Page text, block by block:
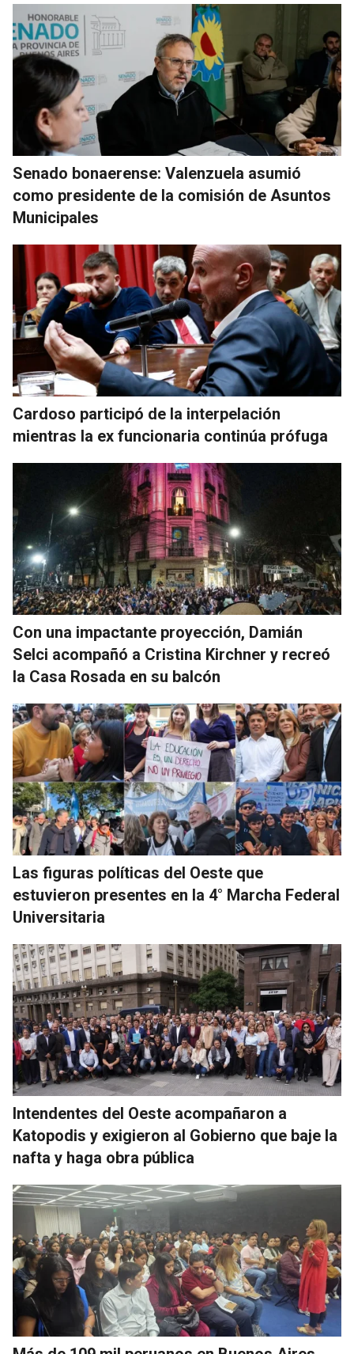
Senado bonaerense: Valenzuela asumió
como presidente de la comisión de Asuntos
Municipales
Cardoso participó de la interpelación
mientras la ex funcionaria continúa prófuga
Con una impactante proyección, Damián
Selci acompañó a Cristina Kirchner y recreó
la Casa Rosada en su balcón
Las figuras políticas del Oeste que
estuvieron presentes en la 4° Marcha Federal
Universitaria
Intendentes del Oeste acompañaron a
Katopodis y exigieron al Gobierno que baje la
nafta y haga obra pública